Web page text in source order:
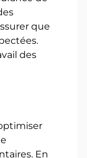
que
des
En